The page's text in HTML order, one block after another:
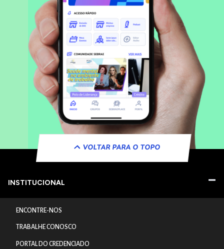
VOLTAR PARA O TOPO
INSTITUCIONAL
ENCONTRE-NOS
TRABALHE CONOSCO
PORTAL DO CREDENCIADO